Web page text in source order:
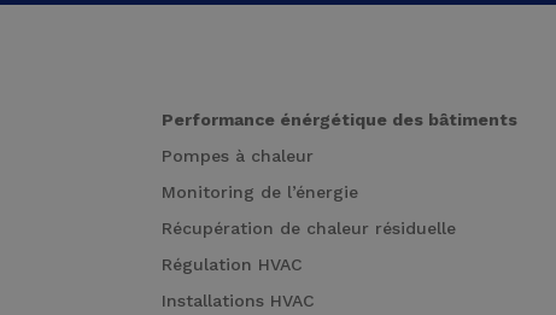
Performance énérgétique des bâtiments
Pompes à chaleur
Monitoring de l’énergie
Récupération de chaleur résiduelle
Régulation HVAC
Installations HVAC